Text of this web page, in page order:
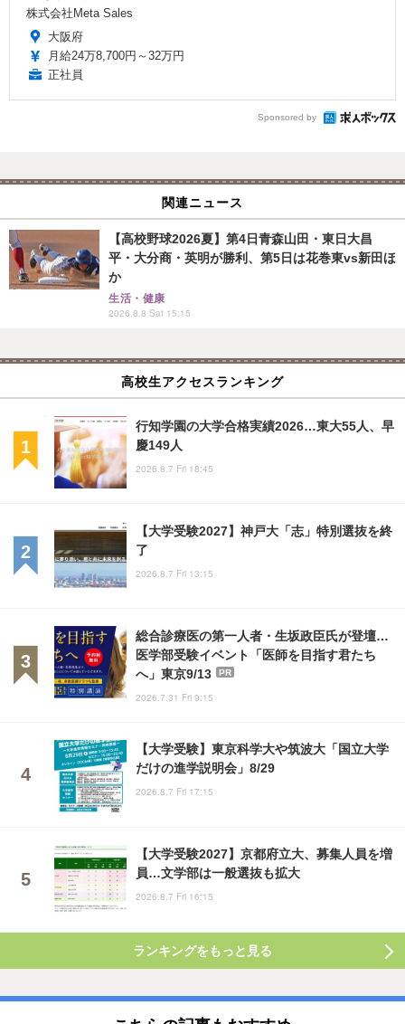
株式会社Meta Sales
大阪府
月給24万8,700円～32万円
正社員
Sponsored by
関連ニュース
【高校野球2026夏】第4日青森山田・東日大昌
平・大分商・英明が勝利、第5日は花巻東vs新田ほ
か
生活・健康
2026.8.8 Sat 15:15
高校生アクセスランキング
行知学園の大学合格実績2026…東大55人、早
慶149人
2026.8.7 Fri 18:45
【大学受験2027】神戸大「志」特別選抜を終
了
2026.8.7 Fri 13:15
総合診療医の第一人者・生坂政臣氏が登壇…
医学部受験イベント「医師を目指す君たち
へ」東京9/13
PR
2026.7.31 Fri 9:15
【大学受験】東京科学大や筑波大「国立大学
だけの進学説明会」8/29
2026.8.7 Fri 17:15
【大学受験2027】京都府立大、募集人員を増
員…文学部は一般選抜も拡大
2026.8.7 Fri 16:15
ランキングをもっと見る